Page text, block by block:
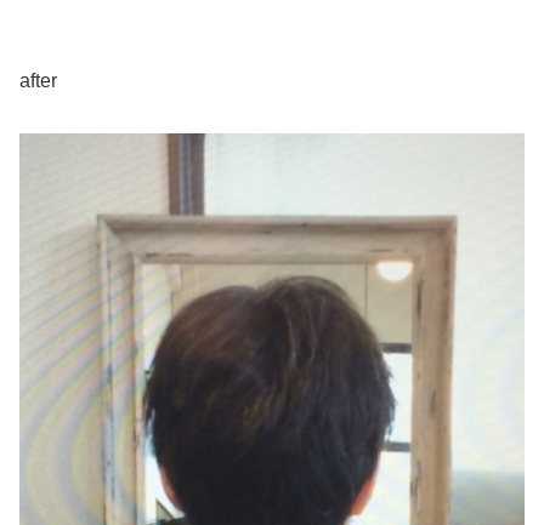
after